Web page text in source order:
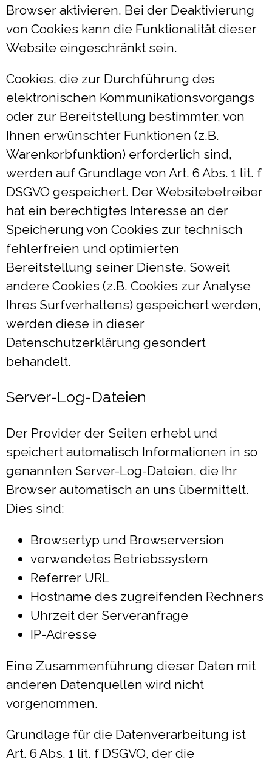
Browser aktivieren. Bei der Deaktivierung
von Cookies kann die Funktionalität dieser
Website eingeschränkt sein.
Cookies, die zur Durchführung des
elektronischen Kommunikationsvorgangs
oder zur Bereitstellung bestimmter, von
Ihnen erwünschter Funktionen (z.B.
Warenkorbfunktion) erforderlich sind,
werden auf Grundlage von Art. 6 Abs. 1 lit. f
DSGVO gespeichert. Der Websitebetreiber
hat ein berechtigtes Interesse an der
Speicherung von Cookies zur technisch
fehlerfreien und optimierten
Bereitstellung seiner Dienste. Soweit
andere Cookies (z.B. Cookies zur Analyse
Ihres Surfverhaltens) gespeichert werden,
werden diese in dieser
Datenschutzerklärung gesondert
behandelt.
Server-Log-Dateien
Der Provider der Seiten erhebt und
speichert automatisch Informationen in so
genannten Server-Log-Dateien, die Ihr
Browser automatisch an uns übermittelt.
Dies sind:
Browsertyp und Browserversion
verwendetes Betriebssystem
Referrer URL
Hostname des zugreifenden Rechners
Uhrzeit der Serveranfrage
IP-Adresse
Eine Zusammenführung dieser Daten mit
anderen Datenquellen wird nicht
vorgenommen.
Grundlage für die Datenverarbeitung ist
Art. 6 Abs. 1 lit. f DSGVO, der die